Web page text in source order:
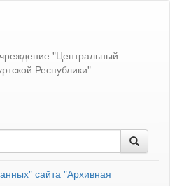
"Центральный
Республики"
сайта "Архивная